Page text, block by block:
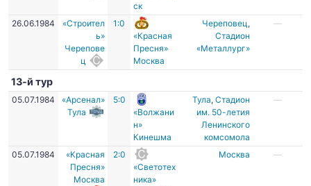
ск
26.06.1984
«Строител
ь»
Черепове
ц
1:0
«Красная
Пресня»
Москва
Череповец,
Стадион
«Металлург»
—
13-й тур
05.07.1984
«Арсенал»
Тула
5:0
«Волжани
н»
Кинешма
Тула,Стадион
им. 50-летия
Ленинского
комсомола
—
05.07.1984
«Красная
Пресня»
Москва
2:0
«Светотех
ника»
Москва —